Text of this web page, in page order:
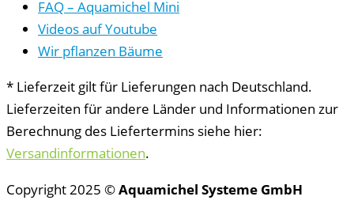
FAQ – Aquamichel Mini
Videos auf Youtube
Wir pflanzen Bäume
* Lieferzeit gilt für Lieferungen nach Deutschland.
Lieferzeiten für andere Länder und Informationen zur
Berechnung des Liefertermins siehe hier:
Versandinformationen.
Copyright 2025 ©Aquamichel Systeme GmbH